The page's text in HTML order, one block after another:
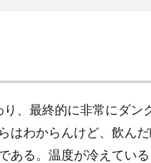
、最終的に非常にダン
わからんけど、飲ん
る。温度が冷えてい